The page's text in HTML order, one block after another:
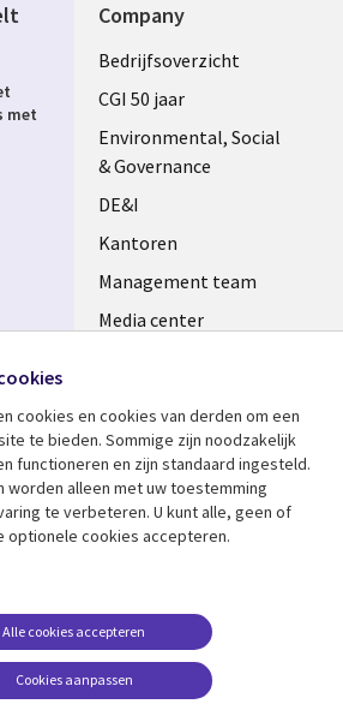
Company
Useful
links
NETHERLANDS
Bedrijfsoverzicht
CGI 50 jaar
Environmental, Social
& Governance
DE&I
Kantoren
Management team
Media center
Support
Legal
Disclaimer
Cookie management
met
cookies en cookies van derden om een
te bieden. Sommige zijn noodzakelijk
functioneren en zijn standaard ingesteld.
worden alleen met uw toestemming
te verbeteren. U kunt alle, geen of
optionele cookies accepteren.
Cookies aanpassen
Alle cookies accepteren